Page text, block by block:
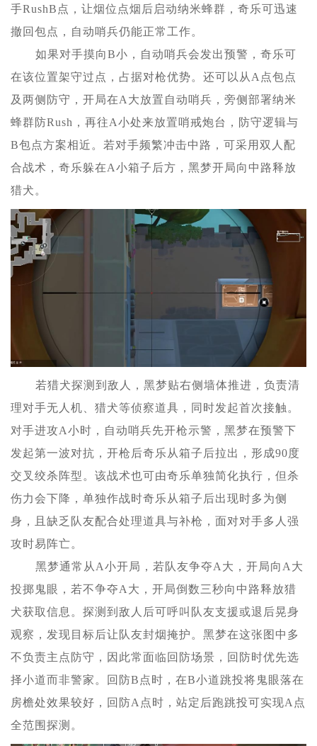
手RushB点，让烟位点烟后启动纳米蜂群，奇乐可迅速
撤回包点，自动哨兵仍能正常工作。
如果对手摸向B小，自动哨兵会发出预警，奇乐可
在该位置架守过点，占据对枪优势。还可以从A点包点
及两侧防守，开局在A大放置自动哨兵，旁侧部署纳米
蜂群防Rush，再往A小处来放置哨戒炮台，防守逻辑与
B包点方案相近。若对手频繁冲击中路，可采用双人配
合战术，奇乐躲在A小箱子后方，黑梦开局向中路释放
猎犬。
若猎犬探测到敌人，黑梦贴右侧墙体推进，负责清
理对手无人机、猎犬等侦察道具，同时发起首次接触。
对手进攻A小时，自动哨兵先开枪示警，黑梦在预警下
发起第一波对抗，开枪后奇乐从箱子后拉出，形成90度
交叉绞杀阵型。该战术也可由奇乐单独简化执行，但杀
伤力会下降，单独作战时奇乐从箱子后出现时多为侧
身，且缺乏队友配合处理道具与补枪，面对对手多人强
攻时易阵亡。
黑梦通常从A小开局，若队友争夺A大，开局向A大
投掷鬼眼，若不争夺A大，开局倒数三秒向中路释放猎
犬获取信息。探测到敌人后可呼叫队友支援或退后晃身
观察，发现目标后让队友封烟掩护。黑梦在这张图中多
不负责主点防守，因此常面临回防场景，回防时优先选
择小道而非警家。回防B点时，在B小道跳投将鬼眼落在
房檐处效果较好，回防A点时，站定后跑跳投可实现A点
全范围探测。